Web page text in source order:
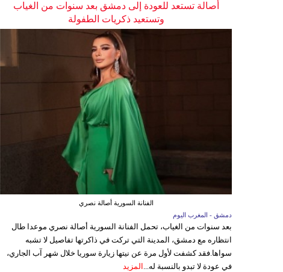
أصالة تستعد للعودة إلى دمشق بعد سنوات من الغياب
وتستعيد ذكريات الطفولة
الفنانة السورية أصالة نصري
دمشق - المغرب اليوم
بعد سنوات من الغياب، تحمل الفنانة السورية أصالة نصري موعدا طال
انتظاره مع دمشق، المدينة التي تركت في ذاكرتها تفاصيل لا تشبه
سواها.فقد كشفت لأول مرة عن نيتها زيارة سوريا خلال شهر آب الجاري،
في عودة لا تبدو بالنسبة له... المزيد